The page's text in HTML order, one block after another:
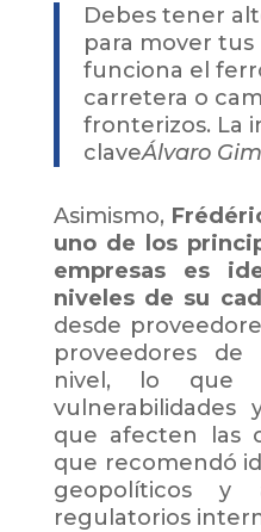
Debes tener
para mover tus
funciona el
carretera o
fronterizos. La
claveÁlvaro
Asimismo,
uno de los
empresas es
niveles de su
desde
proveedores
nivel, lo que
vulnerabilidades
que afecten las
que recomendó
geopolíticos y
regulatorios